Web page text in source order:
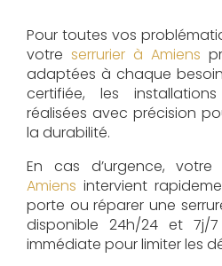
Pour toutes vos
votre serrurier à Amiens
adaptées à chaque
certifiée, les
réalisées avec précision
la durabilité.
En cas d’urgence,
Amiens intervient
porte ou réparer une
disponible 24h/24 et 7j/
immédiate pour limiter les